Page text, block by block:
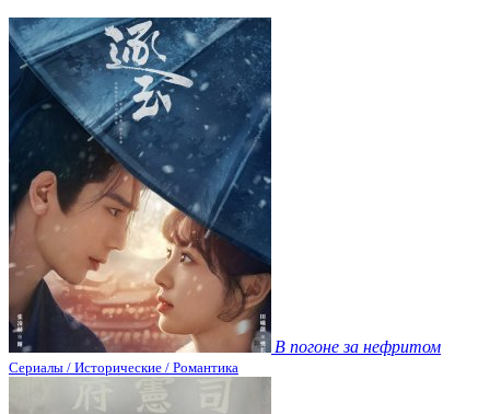
В погоне за нефритом
Сериалы / Исторические / Романтика